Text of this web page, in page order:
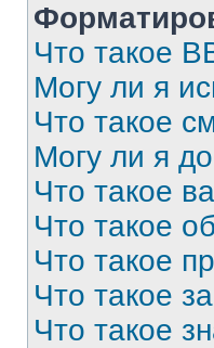
Что такое
Могу ли я
Что такое
Могу ли я
Что такое
Что такое
Что такое
Что такое
Что такое